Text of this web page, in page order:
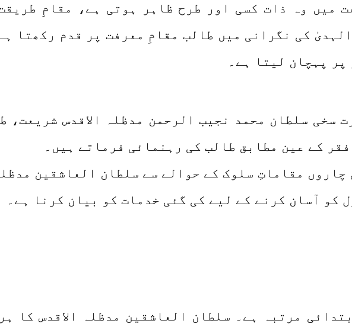
میں وہ ذات کسی اور طرح ظاہر ہوتی ہے، مقامِ
کی نگرانی میں طالب مقامِ معرفت پر قدم رکھتا
پر پہچان لیتا ہے۔
سخی سلطان محمد نجیب الرحمن مدظلہ الاقدس شریعت،
کے عین مطابق طالب کی رہنمائی فرماتے ہیں۔
چاروں مقاماتِ سلوک کے حوالے سے سلطان العاشقین
کو آسان کرنے کے لیے کی گئی خدمات کو بیان کرنا ہے۔
مرتبہ ہے۔ سلطان العاشقین مدظلہ الاقدس کا